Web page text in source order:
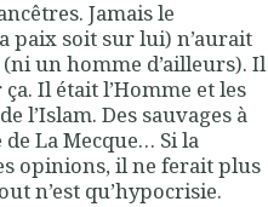
Jamais le
paix soit sur lui) n’aurait
un homme d’ailleurs). Il
Il était l’Homme et les
l’Islam. Des sauvages à
La Mecque… Si la
opinions, il ne ferait plus
n’est qu’hypocrisie.